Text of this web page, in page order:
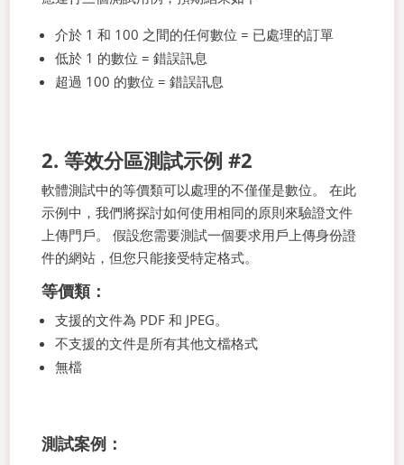
介於 1 和 100 之間的任何數位 = 已處理的訂單
低於 1 的數位 = 錯誤訊息
超過 100 的數位 = 錯誤訊息
2. 等效分區測試示例 #2
軟體測試中的等價類可以處理的不僅僅是數位。 在此
示例中，我們將探討如何使用相同的原則來驗證文件
上傳門戶。 假設您需要測試一個要求用戶上傳身份證
件的網站，但您只能接受特定格式。
等價類：
支援的文件為 PDF 和 JPEG。
不支援的文件是所有其他文檔格式
無檔
測試案例：